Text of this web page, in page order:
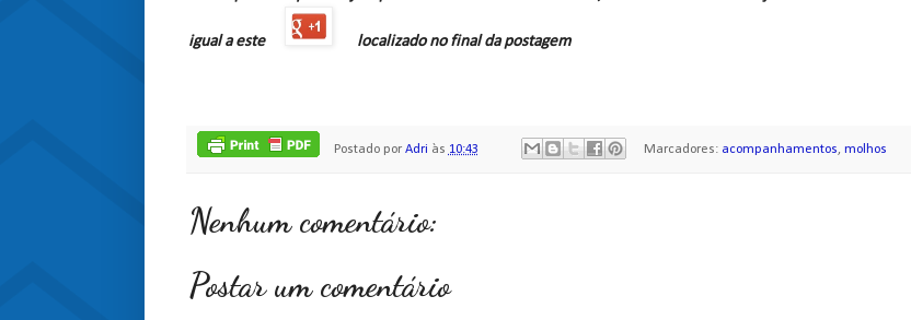
igual a este localizado no final da postagem
Postado por Adri às 10:43 Marcadores: acompanhamentos, molhos
Nenhum comentário:
Postar um comentário